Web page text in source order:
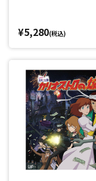
¥5,280(税込)